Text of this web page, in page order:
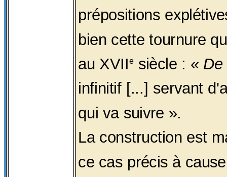
prépositions
bien cette tournure
au XVIIesiècle : « De
infinitif [...] servant
qui va suivre ».
La construction est
ce cas précis à